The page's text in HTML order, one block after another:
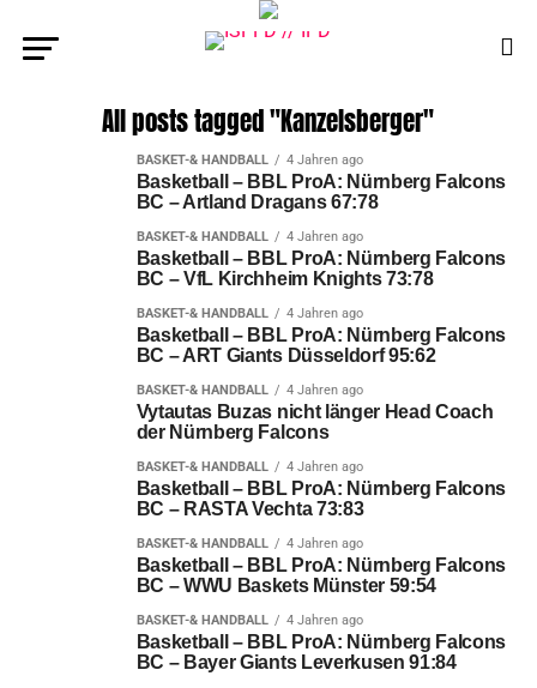
All posts tagged "Kanzelsberger"
BASKET-& HANDBALL 4 Jahren ago
Basketball – BBL ProA: Nürnberg Falcons
BC – Artland Dragans 67:78
BASKET-& HANDBALL 4 Jahren ago
Basketball – BBL ProA: Nürnberg Falcons
BC – VfL Kirchheim Knights 73:78
BASKET-& HANDBALL 4 Jahren ago
Basketball – BBL ProA: Nürnberg Falcons
BC – ART Giants Düsseldorf 95:62
BASKET-& HANDBALL 4 Jahren ago
Vytautas Buzas nicht länger Head Coach
der Nürnberg Falcons
BASKET-& HANDBALL 4 Jahren ago
Basketball – BBL ProA: Nürnberg Falcons
BC – RASTA Vechta 73:83
BASKET-& HANDBALL 4 Jahren ago
Basketball – BBL ProA: Nürnberg Falcons
BC – WWU Baskets Münster 59:54
BASKET-& HANDBALL 4 Jahren ago
Basketball – BBL ProA: Nürnberg Falcons
BC – Bayer Giants Leverkusen 91:84